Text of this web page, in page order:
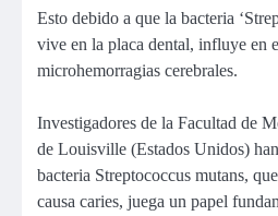
Esto debido a que la bacteria
vive en la placa dental, influye en
microhemorragias cerebrales.
Investigadores de la Facultad de
de Louisville (Estados Unidos)
bacteria Streptococcus mutans,
causa caries, juega un papel